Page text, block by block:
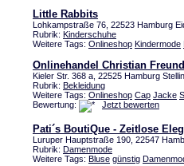
Little Rabbits
Lohkampstraße 76, 22523 Hamburg
Rubrik: Kinderschuhe
Weitere Tags: Onlineshop Kindermode
Onlinehandel Christian Freund
Kieler Str. 368 a, 22525 Hamburg
Rubrik: Bekleidung
Weitere Tags: Onlineshop Cap Jacke
Bewertung:
Jetzt bewerten
Pati´s BoutiQue - Zeitlose
Luruper Hauptstraße 190, 22547
Rubrik: Damenmode
Weitere Tags: Bluse günstig